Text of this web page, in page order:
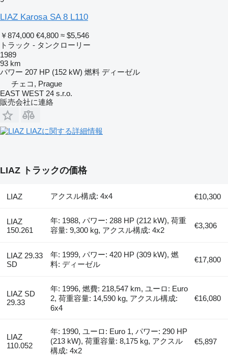
LIAZ Karosa SA 8 L110
￥874,000 €4,800 ≈ $5,546
トラック - タンクローリー
1989
93 km
パワー 207 HP (152 kW) 燃料 ディーゼル
チェコ, Prague
EAST WEST 24 s.r.o.
販売会社に連絡
LIAZに関する詳細情報
LIAZ トラックの価格
LIAZ アクスル構成: 4x4 €10,300
LIAZ
150.261
年: 1988, パワー: 288 HP (212 kW), 荷重
容量: 9,300 kg, アクスル構成: 4x2
€3,306
LIAZ 29.33
SD
年: 1999, パワー: 420 HP (309 kW), 燃
料: ディーゼル
€17,800
LIAZ SD
29.33
年: 1996, 燃費: 218,547 km, ユーロ: Euro
2, 荷重容量: 14,590 kg, アクスル構成:
6x4
€16,080
LIAZ
110.052
年: 1990, ユーロ: Euro 1, パワー: 290 HP
(213 kW), 荷重容量: 8,175 kg, アクスル
構成: 4x2
€5,897